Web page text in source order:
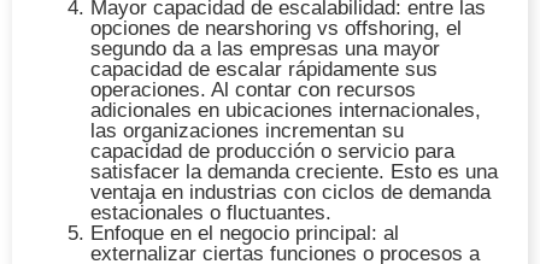
Mayor capacidad de escalabilidad: entre las
opciones de nearshoring vs offshoring, el
segundo da a las empresas una mayor
capacidad de escalar rápidamente sus
operaciones. Al contar con recursos
adicionales en ubicaciones internacionales,
las organizaciones incrementan su
capacidad de producción o servicio para
satisfacer la demanda creciente. Esto es una
ventaja en industrias con ciclos de demanda
estacionales o fluctuantes.
Enfoque en el negocio principal : al
externalizar ciertas funciones o procesos a